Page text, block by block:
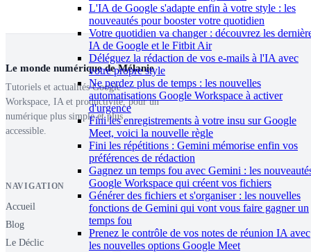
L'IA de Google s'adapte enfin à votre style : les
nouveautés pour booster votre quotidien
Votre quotidien va changer : découvrez les
IA de Google et le Fitbit Air
Déléguez la rédaction de vos e-mails à l'IA avec
votre propre style
Ne perdez plus de temps : les nouvelles
automatisations Google Workspace à activer
d'urgence
Fini les enregistrements à votre insu sur Google
Meet, voici la nouvelle règle
Fini les répétitions : Gemini mémorise enfin vos
préférences de rédaction
Gagnez un temps fou avec Gemini : les
Google Workspace qui créent vos fichiers
Générer des fichiers et s'organiser : les nouvelles
fonctions de Gemini qui vont vous faire gagner un
temps fou
Prenez le contrôle de vos notes de réunion IA avec
les nouvelles options Google Meet
Le monde numérique de Mélanie
Tutoriels et actualités Google
Workspace, IA et productivité, pour un
numérique plus simple et plus
accessible.
NAVIGATION
Accueil
Blog
Le Déclic